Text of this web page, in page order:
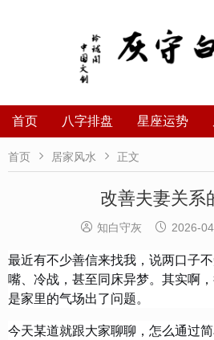
首页 八字排盘 星座运势
首页  居家风水  正文
改善夫妻关系
 知白守灰  2026-
最近有不少善信来找我，说两口子
嘴、冷战，甚至同床异梦。其实啊
是家里的气场出了问题。
今天某道就跟大家聊聊，怎么通过